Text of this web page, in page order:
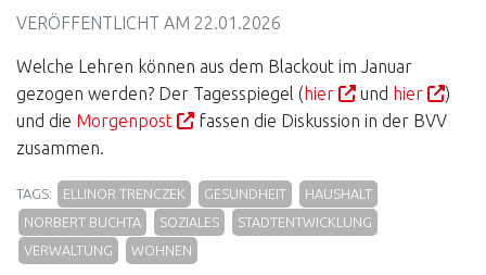
VERÖFFENTLICHT AM 22.01.2026
Welche Lehren können aus dem Blackout im Januar
gezogen werden? Der Tagesspiegel (hier und hier
)
und die Morgenpost
fassen die Diskussion in der BVV
zusammen.
TAGS: ELLINOR TRENCZEK GESUNDHEIT
HAUSHALT
NORBERT BUCHTA
SOZIALES
STADTENTWICKLUNG
VERWALTUNG
WOHNEN